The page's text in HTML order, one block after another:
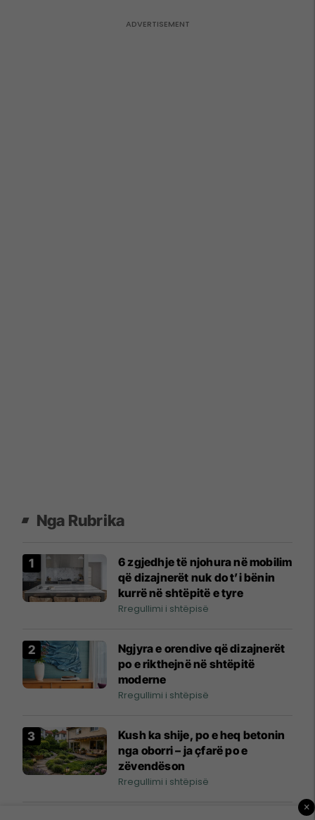
Nga Rubrika
6 zgjedhje të njohura në mobilim
që dizajnerët nuk do t’i bënin
kurrë në shtëpitë e tyre
Rregullimi i shtëpisë
Ngjyra e orendive që dizajnerët
po e rikthejnë në shtëpitë
moderne
Rregullimi i shtëpisë
Kush ka shije, po e heq betonin
nga oborri – ja çfarë po e
zëvendëson
Rregullimi i shtëpisë
×